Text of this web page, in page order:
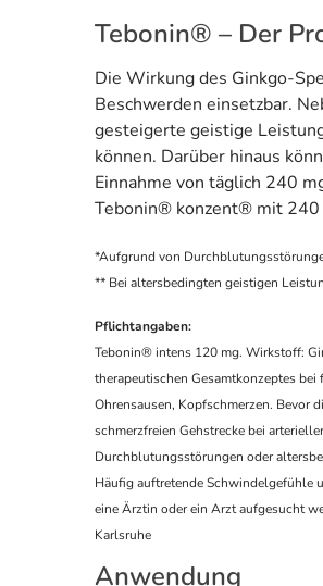
Tebonin® – Der
Die Wirkung des Ginkgo-
Beschwerden einsetzbar.
gesteigerte geistige
können. Darüber hinaus
Einnahme von täglich 240
Tebonin® konzent® mit 240
*Aufgrund von
** Bei altersbedingten geistigen
Pflichtangaben:
Tebonin® intens 120 mg. Wirkstoff:
therapeutischen Gesamtkonzeptes
Ohrensausen, Kopfschmerzen. Bevor
schmerzfreien Gehstrecke bei
Durchblutungsstörungen oder
Häufig auftretende Schwindelgefühle
eine Ärztin oder ein Arzt aufgesucht
Karlsruhe
Anwendung